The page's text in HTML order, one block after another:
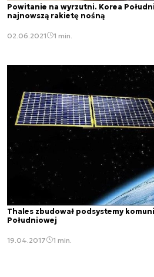
Powitanie na wyrzutni. Korea
najnowszą rakietę nośną
02.06.2021 1 min.
Thales zbudował podsystemy
Południowej
19.04.2017 1 min.